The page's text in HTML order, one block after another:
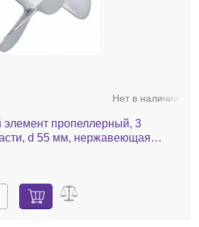
Нет в наличии
пропеллерный, 3
d 55 мм, нержавеющая